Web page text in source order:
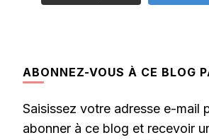
ABONNEZ-VOUS À CE BLOG
Saisissez votre adresse e-mail
abonner à ce blog et recevoir